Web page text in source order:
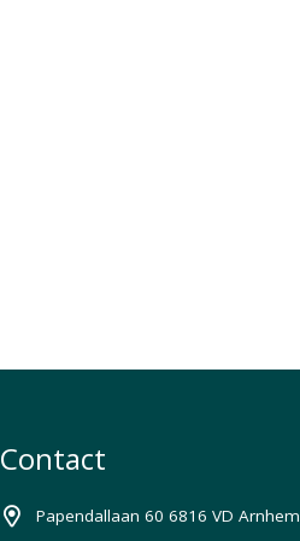
Contact
Papendallaan 60 6816 VD Arnhem